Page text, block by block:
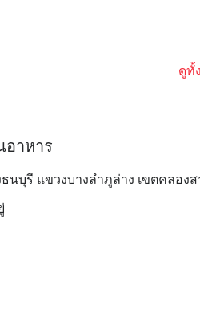
ดูทั้
อาหาร
นบุรี แขวงบางลำภูล่าง เขตคลอง